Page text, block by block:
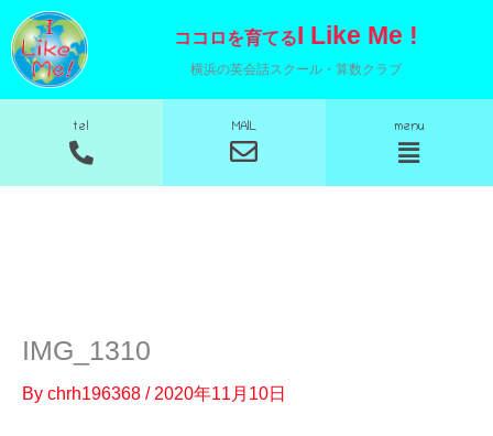
容
ココロを育てるI Like Me !
横浜の英会話スクール・算数クラブ
tel
メ
ニ
ュ
MAIL menu
メ
ニ
ュ
IMG_1310
By chrh196368 / 2020年11月10日